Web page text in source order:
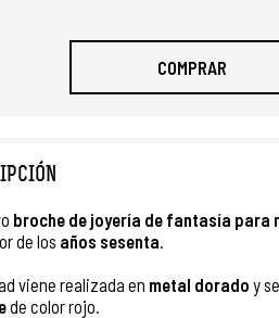
COMPRAR
broche de joyería de fantasía para
de los años sesenta.
viene realizada en metal dorado y
de color rojo.